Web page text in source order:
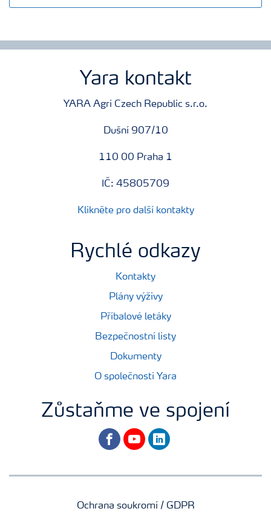
Yara kontakt
YARA Agri Czech Republic s.r.o.
Dušní 907/10
110 00 Praha 1
IČ: 45805709
Klikněte pro další kontakty
Rychlé odkazy
Kontakty
Plány výživy
Příbalové letáky
Bezpečnostní listy
Dokumenty
O společnosti Yara
Zůstaňme ve spojení
facebookyoutubelinkedin
Ochrana soukromí / GDPR